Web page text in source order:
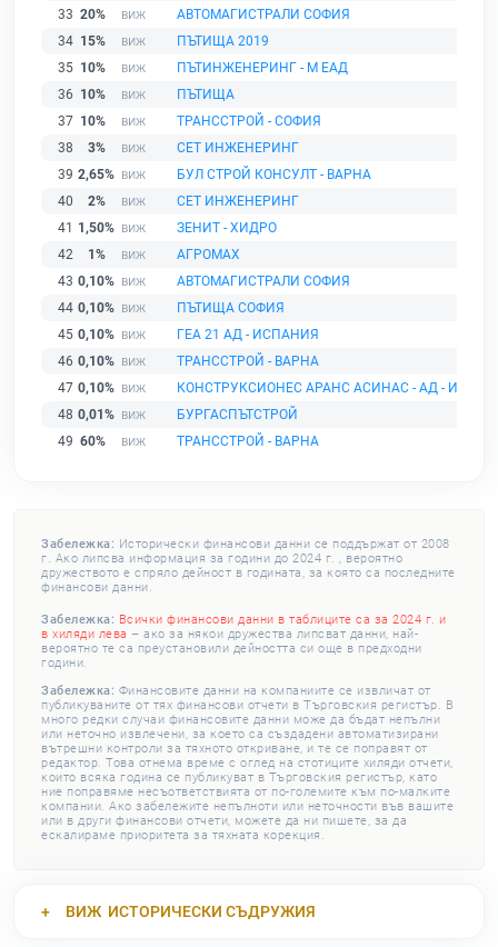
33 20%
АВТОМАГИСТРАЛИ СОФИЯ
34 15%
ПЪТИЩА 2019
35 10%
ПЪТИНЖЕНЕРИНГ - М ЕАД
36 10%
ПЪТИЩА
37 10%
ТРАНССТРОЙ - СОФИЯ
38
3%
СЕТ ИНЖЕНЕРИНГ
39 2,65%
БУЛ СТРОЙ КОНСУЛТ - ВАРНА
40
2%
СЕТ ИНЖЕНЕРИНГ
41 1,50%
ЗЕНИТ - ХИДРО
42
1%
АГРОМАХ
43 0,10%
АВТОМАГИСТРАЛИ СОФИЯ
44 0,10%
ПЪТИЩА СОФИЯ
45 0,10%
ГЕА 21 АД - ИСПАНИЯ
46 0,10%
ТРАНССТРОЙ - ВАРНА
47 0,10%
КОНСТРУКСИОНЕС АРАНС АСИНАС - АД -
48 0,01%
БУРГАСПЪТСТРОЙ
49 60% ТРАНССТРОЙ - ВАРНА
Забележка: Исторически финансови данни се поддържат от 2008
г. Ако липсва информация за години до 2024 г. , вероятно
дружеството е спряло дейност в годината, за която са последните
финансови данни.
Забележка: Всички финансови данни в таблиците са за 2024 г. и
в хиляди лева – ако за някои дружества липсват данни, най-
вероятно те са преустановили дейността си още в предходни
години.
Забележка: Финансовите данни на компаниите се извличат от
публикуваните от тях финансови отчети в Търговския регистър. В
много редки случаи финансовите данни може да бъдат непълни
или неточно извлечени, за което са създадени автоматизирани
вътрешни контроли за тяхното откриване, и те се поправят от
редактор. Това отнема време с оглед на стотиците хиляди отчети,
които всяка година се публикуват в Търговския регистър, като
ние поправяме несъответствията от по-големите към по-малките
компании. Ако забележите непълноти или неточности във вашите
или в други финансови отчети, можете да ни пишете, за да
ескалираме приоритета за тяхната корекция.
ВИЖ ИСТОРИЧЕСКИ СЪДРУЖИЯ